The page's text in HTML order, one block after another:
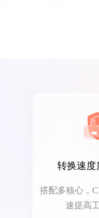
转换速度
搭配多核心，
速提高